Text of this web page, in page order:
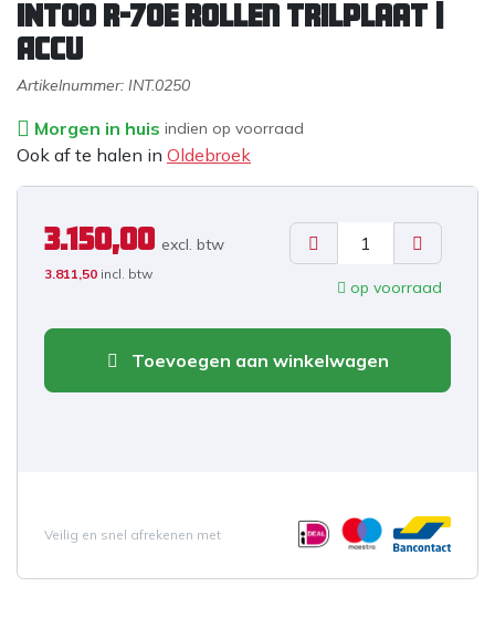
INTOO R-70E rollen trilplaat |
ACCU
Artikelnummer: INT.0250
Morgen in huis indien op voorraad
Ook af te halen in Oldebroek
3.150,00 excl. btw
3.811,50 incl. btw
op voorraad
Toevoegen aan winkelwagen
Veilig en snel afrekenen met